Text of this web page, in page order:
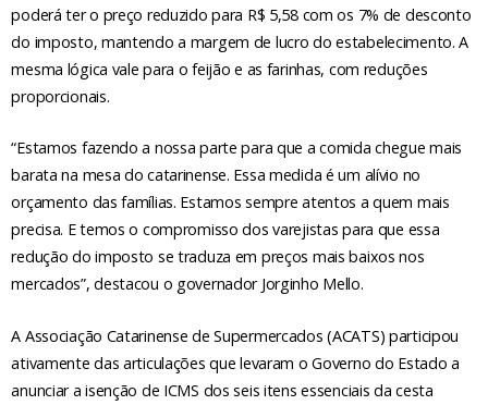
poderá ter o preço reduzido para R$ 5,58 com os 7% de desconto
do imposto, mantendo a margem de lucro do estabelecimento. A
mesma lógica vale para o feijão e as farinhas, com reduções
proporcionais.
“Estamos fazendo a nossa parte para que a comida chegue mais
barata na mesa do catarinense. Essa medida é um alívio no
orçamento das famílias. Estamos sempre atentos a quem mais
precisa. E temos o compromisso dos varejistas para que essa
redução do imposto se traduza em preços mais baixos nos
mercados”, destacou o governador Jorginho Mello.
A Associação Catarinense de Supermercados (ACATS) participou
ativamente das articulações que levaram o Governo do Estado a
anunciar a isenção de ICMS dos seis itens essenciais da cesta